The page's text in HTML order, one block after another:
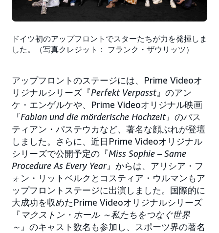
ドイツ初のアップフロントでスターたちが力を発揮しま
した。（写真クレジット： フランク・ザウリッツ）
アップフロントのステージには、Prime Videoオ
リジナルシリーズ『Perfekt Verpasst 』のアン
ケ・エンゲルケや、Prime Videoオリジナル映画
『Fabian und die mörderische Hochzeit 』のバス
ティアン・パステウカなど、著名な顔ぶれが登壇
しました。さらに、近日Prime Videoオリジナル
シリーズで公開予定の『Miss Sophie – Same
Procedure As Every Year』からは、アリシア・フ
ォン・リットベルクとコスティア・ウルマンもア
ップフロントステージに出演しました。国際的に
大成功を収めたPrime Videoオリジナルシリーズ
『 マクストン・ホール ～私たちをつなぐ世界
～ 』のキャスト数名も参加し、スポーツ界の著名